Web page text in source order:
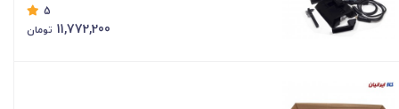
5
11,772,200 تومان